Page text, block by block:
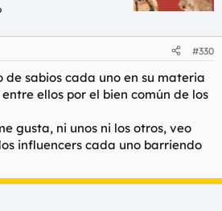
#330
de sabios cada uno en su materia
ellos por el bien común de los
gusta, ni unos ni los otros, veo
influencers cada uno barriendo